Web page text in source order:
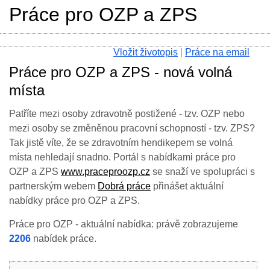
Práce pro OZP a ZPS - nová volná
místa
Patříte mezi osoby zdravotně postižené - tzv. OZP nebo
mezi osoby se změněnou pracovní schopností - tzv. ZPS?
Tak jistě víte, že se zdravotním hendikepem se volná
místa nehledají snadno. Portál s nabídkami práce pro
OZP a ZPS www.praceproozp.cz se snaží ve spolupráci s
partnerským webem Dobrá práce přinášet aktuální
nabídky práce pro OZP a ZPS.
Práce pro OZP - aktuální nabídka: právě zobrazujeme
2206 nabídek práce.
Práce pro OZP a ZPS
Vložit životopis Práce na email